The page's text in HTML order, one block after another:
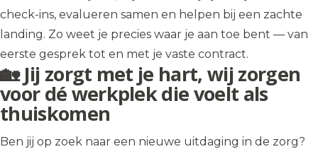
check-ins, evalueren samen en helpen bij een zachte
landing. Zo weet je precies waar je aan toe bent — van
eerste gesprek tot en met je vaste contract.
🏡 Jij zorgt met je hart, wij zorgen
voor dé werkplek die voelt als
thuiskomen
Ben jij op zoek naar een nieuwe uitdaging in de zorg?